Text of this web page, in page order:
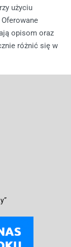
użyciu
opisom oraz
różnić się w